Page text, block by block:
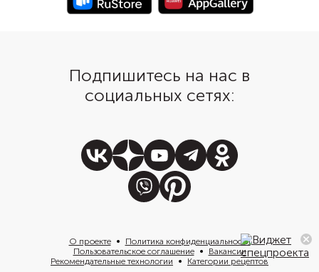
Подпишитесь на нас в
социальных сетях:
О проекте
Политика конфиденциальности
Пользовательское соглашение
Вакансии
Рекомендательные технологии
Категории рецептов